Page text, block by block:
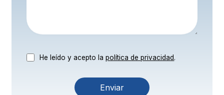
Agree to the privacy policy
He leído y acepto lapolítica de privacidad.